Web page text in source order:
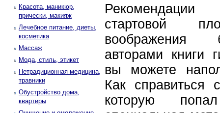
Красота, маникюр,
прически, макияж
Лечебное питание, диеты,
косметика
Массаж
Мода, стиль, этикет
Нетрадиционная медицина,
травники
Обустройство дома,
квартиры
Рекомендации
стартовой
воображения
авторами книги
вы можете
Как справиться
которую